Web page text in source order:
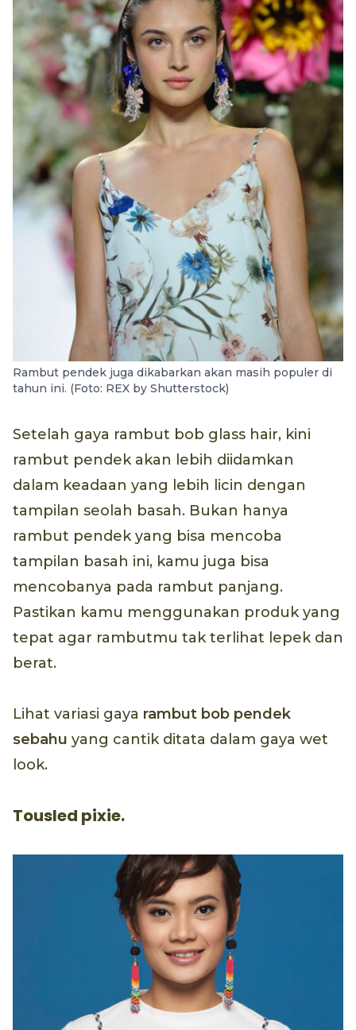
Rambut pendek juga dikabarkan akan masih populer di
tahun ini. (Foto: REX by Shutterstock)
Setelah gaya rambut bob glass hair, kini
rambut pendek akan lebih diidamkan
dalam keadaan yang lebih licin dengan
tampilan seolah basah. Bukan hanya
rambut pendek yang bisa mencoba
tampilan basah ini, kamu juga bisa
mencobanya pada rambut panjang.
Pastikan kamu menggunakan produk yang
tepat agar rambutmu tak terlihat lepek dan
berat.
Lihat variasi gaya rambut bob pendek
sebahu yang cantik ditata dalam gaya wet
look.
Tousled pixie.